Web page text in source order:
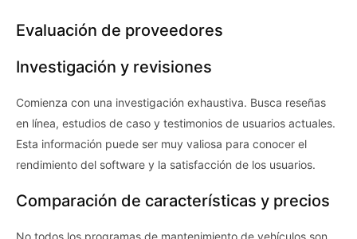
Evaluación de proveedores
Investigación y revisiones
Comienza con una investigación exhaustiva. Busca reseñas
en línea, estudios de caso y testimonios de usuarios actuales.
Esta información puede ser muy valiosa para conocer el
rendimiento del software y la satisfacción de los usuarios.
Comparación de características y precios
No todos los programas de mantenimiento de vehículos son